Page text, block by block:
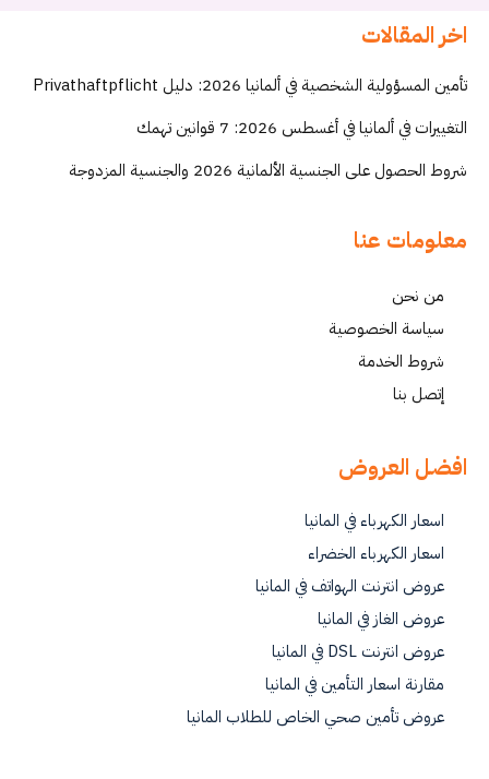
اخر المقالات
تأمين المسؤولية الشخصية في ألمانيا 2026: دليل Privathaftpflicht
التغييرات في ألمانيا في أغسطس 2026: 7 قوانين تهمك
شروط الحصول على الجنسية الألمانية 2026 والجنسية المزدوجة
معلومات عنا
من نحن
سياسة الخصوصية
شروط الخدمة
إتصل بنا
افضل العروض
اسعار الكهرباء في المانيا
اسعار الكهرباء الخضراء
عروض انترنت الهواتف في المانيا
عروض الغاز في المانيا
عروض انترنت DSL في المانيا
مقارنة اسعار التأمين في المانيا
عروض تأمين صحي الخاص للطلاب المانيا